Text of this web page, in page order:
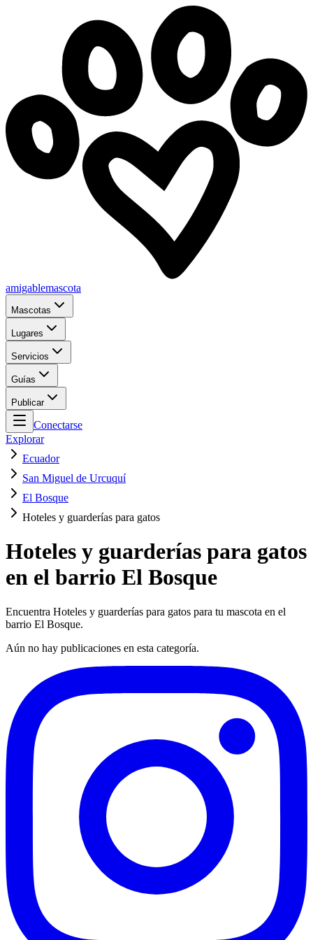
amigablemascota
Mascotas
Lugares
Servicios
Guías
Publicar
Conectarse
Explorar
Ecuador
San Miguel de Urcuquí
El Bosque
Hoteles y guarderías para gatos
Hoteles y guarderías para gatos
en el barrio El Bosque
Encuentra Hoteles y guarderías para gatos para tu mascota en el
barrio El Bosque.
Aún no hay publicaciones en esta categoría.